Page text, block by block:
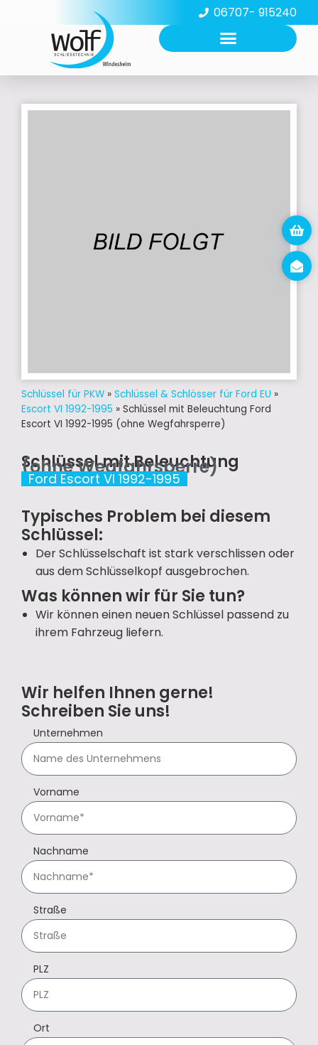
06707- 915240
Schlüssel für PKW » Schlüssel & Schlösser für Ford EU »
Escort VI 1992-1995 » Schlüssel mit Beleuchtung Ford
Escort VI 1992-1995 (ohne Wegfahrsperre)
Schlüssel mit Beleuchtung
(ohne Wegfahrsperre)
Ford Escort VI 1992-1995
Typisches Problem bei diesem
Schlüssel:
Der Schlüsselschaft ist stark verschlissen oder
aus dem Schlüsselkopf ausgebrochen.
Was können wir für Sie tun?
Wir können einen neuen Schlüssel passend zu
ihrem Fahrzeug liefern.
Wir helfen Ihnen gerne!
Schreiben Sie uns!
Unternehmen
Vorname
Nachname
Straße
PLZ
Ort